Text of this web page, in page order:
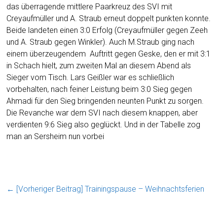
das überragende mittlere Paarkreuz des SVI mit
Creyaufmüller und A. Straub erneut doppelt punkten konnte.
Beide landeten einen 3:0 Erfolg (Creyaufmüller gegen Zeeh
und A. Straub gegen Winkler). Auch M.Straub ging nach
einem überzeugendem Auftritt gegen Geske, den er mit 3:1
in Schach hielt, zum zweiten Mal an diesem Abend als
Sieger vom Tisch. Lars Geißler war es schließlich
vorbehalten, nach feiner Leistung beim 3:0 Sieg gegen
Ahmadi für den Sieg bringenden neunten Punkt zu sorgen.
Die Revanche war dem SVI nach diesem knappen, aber
verdienten 9:6 Sieg also geglückt. Und in der Tabelle zog
man an Sersheim nun vorbei
← [Vorheriger Beitrag] Trainingspause – Weihnachtsferien